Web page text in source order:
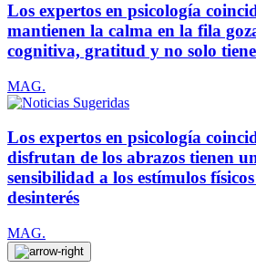
Los expertos en psicología
mantienen la calma en la fila
cognitiva, gratitud y no solo
MAG.
Los expertos en psicología
disfrutan de los abrazos tienen
sensibilidad a los estímulos
desinterés
MAG.